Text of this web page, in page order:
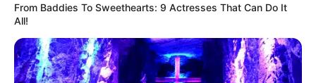
À vous de jouer sur lePMU.fr!
Le Pronostic QUINTÉ « Standard »
From Baddies To Sweethearts: 9 Actresses That Can Do It
All!